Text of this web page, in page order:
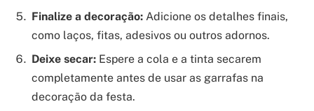
Finalize a decoração: Adicione os detalhes finais,
como laços, fitas, adesivos ou outros adornos.
Deixe secar: Espere a cola e a tinta secarem
completamente antes de usar as garrafas na
decoração da festa.